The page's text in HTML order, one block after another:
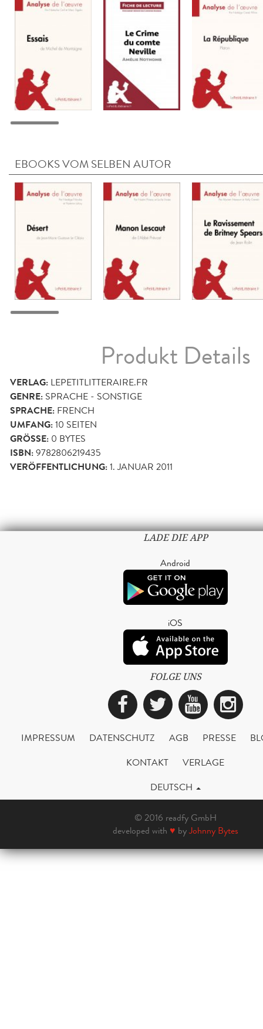
EBOOKS VOM SELBEN AUTOR
Produkt Details
VERLAG: LEPETITLITTERAIRE.FR
GENRE: SPRACHE - SONSTIGE
SPRACHE: FRENCH
UMFANG:10 SEITEN
GRÖSSE: 0 BYTES
ISBN:9782806219435
VERÖFFENTLICHUNG:1. JANUAR 2011
LADE DIE APP
Android
iOS
FOLGE UNS
Facebook
Twitter
IMPRESSUM DATENSCHUTZ AGB PRESSE
KONTAKT
VERLAGE
DEUTSCH
© 2016 readfy GmbH
developed with ♥ byJohnny Bytes